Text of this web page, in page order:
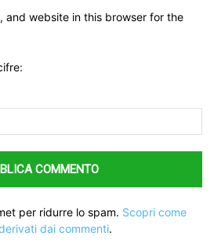
and website in this browser for the
per ridurre lo spam. Scopri come
dai commenti.